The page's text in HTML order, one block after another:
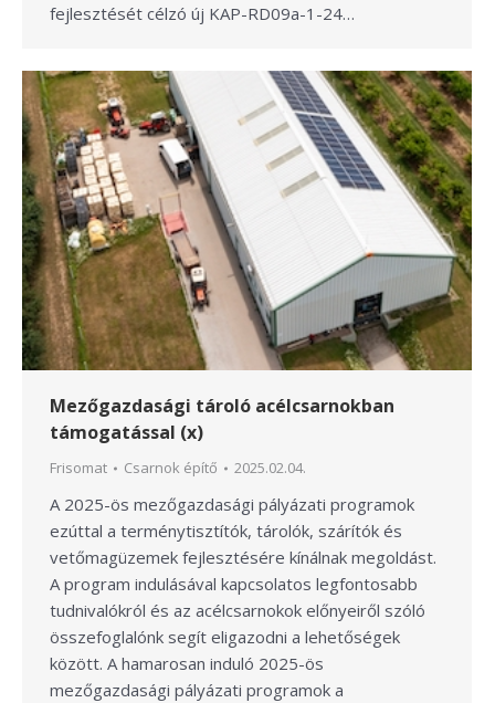
fejlesztését célzó új KAP-RD09a-1-24…
Mezőgazdasági tároló acélcsarnokban
támogatással (x)
Frisomat Csarnok építő 2025.02.04.
A 2025-ös mezőgazdasági pályázati programok
ezúttal a terménytisztítók, tárolók, szárítók és
vetőmagüzemek fejlesztésére kínálnak megoldást.
A program indulásával kapcsolatos legfontosabb
tudnivalókról és az acélcsarnokok előnyeiről szóló
összefoglalónk segít eligazodni a lehetőségek
között. A hamarosan induló 2025-ös
mezőgazdasági pályázati programok a